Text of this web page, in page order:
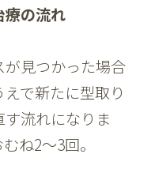
療の流れ
見つかった場合
で新たに型取り
流れになりま
ね2〜3回。